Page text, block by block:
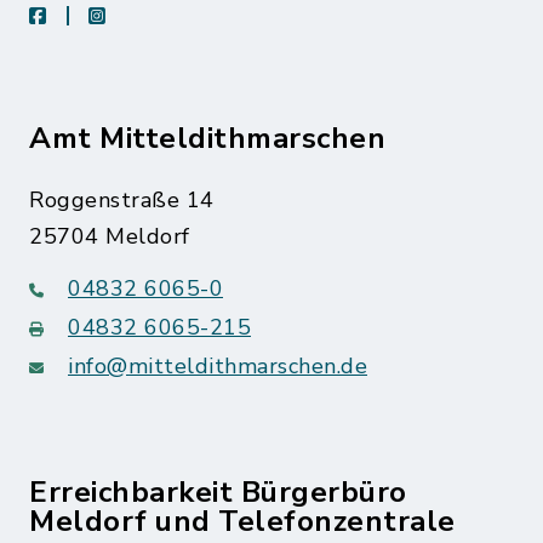
facebookinstagram
Amt Mitteldithmarschen
Roggenstraße 14
25704 Meldorf
04832 6065-0
04832 6065-215
info@mitteldithmarschen.de
Erreichbarkeit Bürgerbüro
Meldorf und Telefonzentrale